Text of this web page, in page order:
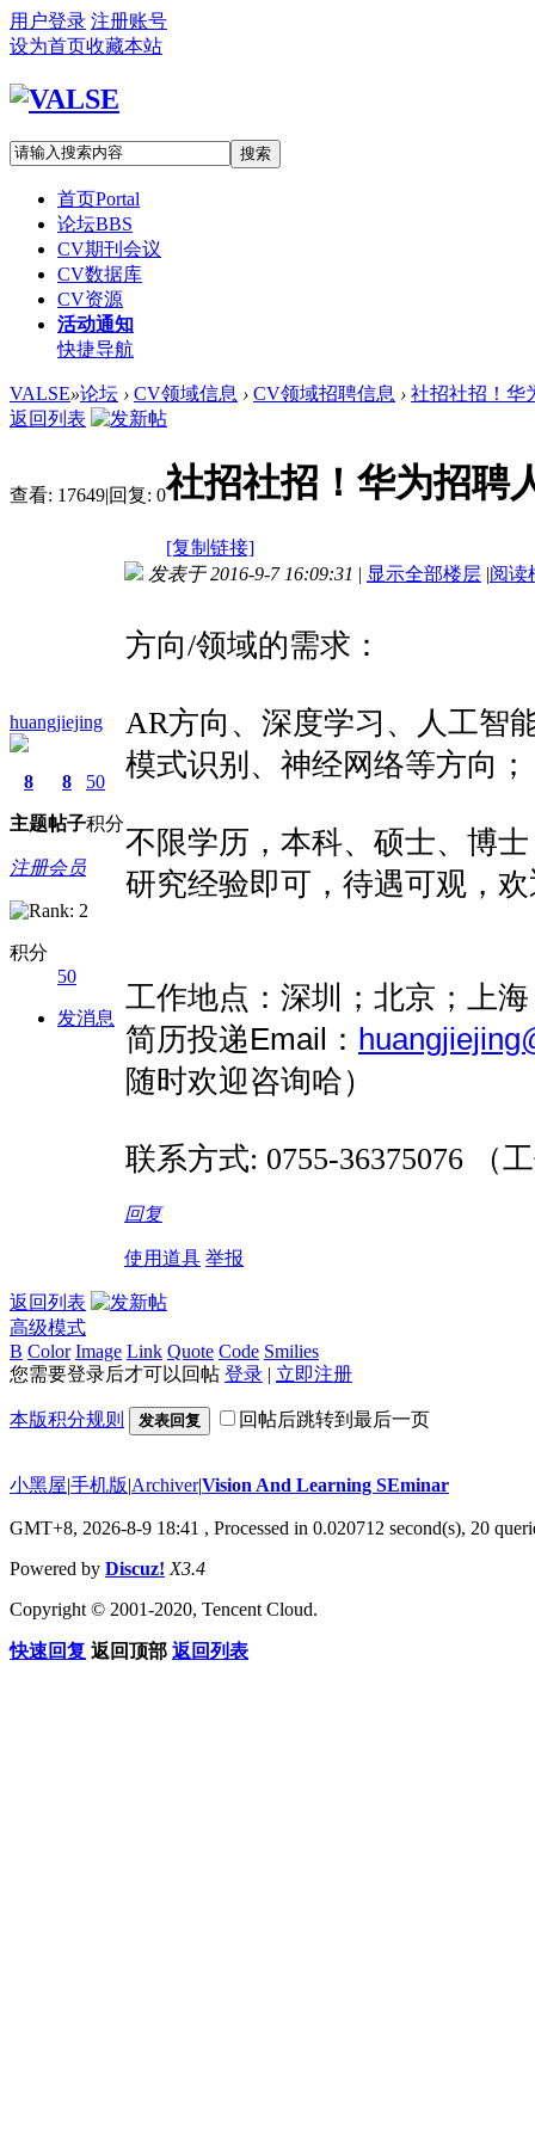
用户登录 注册账号
设为首页收藏本站
搜索
首页Portal
论坛BBS
CV期刊会议
CV数据库
CV资源
活动通知
快捷导航
VALSE»论坛 › CV领域信息 › CV领域招聘信息 › 社招社招！华
返回列表
查看: 17649|回复: 0社招社招！华为招聘
[复制链接]
huangjiejing
8
主题
8
帖子
50
积分
注册会员
积分
50
发消息
发表于 2016-9-7 16:09:31 | 显示全部楼层 |阅读
方向/领域的需求：
AR方向、深度学习、人工智
模式识别、神经网络等方向；
不限学历，本科、硕士、博
研究经验即可，待遇可观，
工作地点：深圳；北京；上海
简历投递Email ：
随时欢迎咨询哈）
联系方式: 0755-36375076 （
回复
使用道具 举报
返回列表
高级模式
B Color Image Link Quote Code Smilies
您需要登录后才可以回帖 登录 | 立即注册
本版积分规则 发表回复 回帖后跳转到最后一页
小黑屋|手机版|Archiver|Vision And Learning SEminar
GMT+8, 2026-8-9 18:41 , Processed in 0.020712 second(s), 20
Powered by Discuz! X3.4
Copyright © 2001-2020, Tencent Cloud.
快速回复 返回顶部 返回列表